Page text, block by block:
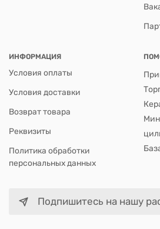
ИНФОРМАЦИЯ
Условия оплаты
Условия доставки
Возврат товара
Реквизиты
Политика обработки
персональных данных
Подпишитесь на нашу